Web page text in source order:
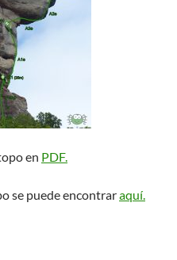
en PDF.
se puede encontraraquí.